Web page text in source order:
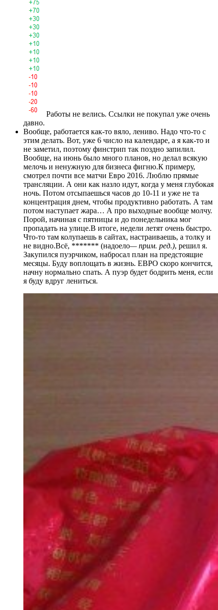
Работы не велись. Ссылки не покупал уже очень
давно.
Вообще, работается как-то вяло, лениво. Надо что-то с
этим делать. Вот, уже 6 число на календаре, а я как-то и
не заметил, поэтому финстрип так поздно запилил.
Вообще, на июнь было много планов, но делал всякую
мелочь и ненужную для бизнеса фигню.К примеру,
смотрел почти все матчи Евро 2016. Люблю прямые
трансляции. А они как назло идут, когда у меня глубокая
ночь. Потом отсыпаешься часов до 10-11 и уже не та
концентрация днем, чтобы продуктивно работать. А там
потом наступает жара… А про выходные вообще молчу.
Порой, начиная с пятницы и до понедельника мог
пропадать на улице.В итоге, недели летят очень быстро.
Что-то там колупаешь в сайтах, настраиваешь, а толку и
не видно.Всё, ******* (надоело— прим. ред.), решил я.
Закупился пуэрчиком, набросал план на предстоящие
месяцы. Буду воплощать в жизнь. ЕВРО скоро кончится,
начну нормально спать. А пуэр будет бодрить меня, если
я буду вдруг лениться.